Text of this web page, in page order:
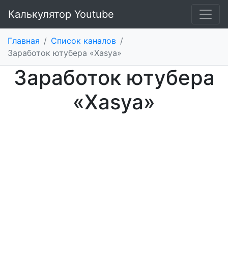
Калькулятор Youtube
Главная / Список каналов /
Заработок ютубера «Xasya»
Заработок ютубера
«Xasya»